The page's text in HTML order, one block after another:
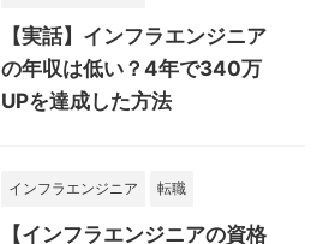
【実話】インフラエンジニア
の年収は低い？4年で340万
UPを達成した方法
インフラエンジニア 転職
【インフラエンジニアの資格